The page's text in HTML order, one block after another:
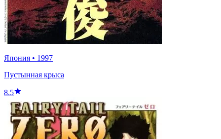
Япония • 1997
Пустынная крыса
8.5